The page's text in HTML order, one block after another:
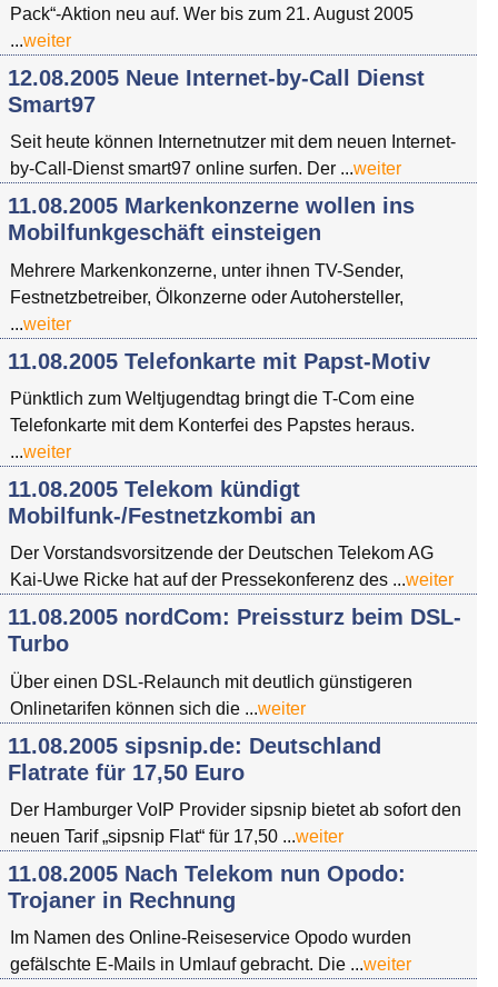
Pack“-Aktion neu auf. Wer bis zum 21. August 2005
...weiter
12.08.2005 Neue Internet-by-Call Dienst
Smart97
Seit heute können Internetnutzer mit dem neuen Internet-
by-Call-Dienst smart97 online surfen. Der ...weiter
11.08.2005 Markenkonzerne wollen ins
Mobilfunkgeschäft einsteigen
Mehrere Markenkonzerne, unter ihnen TV-Sender,
Festnetzbetreiber, Ölkonzerne oder Autohersteller,
...weiter
11.08.2005 Telefonkarte mit Papst-Motiv
Pünktlich zum Weltjugendtag bringt die T-Com eine
Telefonkarte mit dem Konterfei des Papstes heraus.
...weiter
11.08.2005 Telekom kündigt
Mobilfunk-/Festnetzkombi an
Der Vorstandsvorsitzende der Deutschen Telekom AG
Kai-Uwe Ricke hat auf der Pressekonferenz des ...weiter
11.08.2005 nordCom: Preissturz beim DSL-
Turbo
Über einen DSL-Relaunch mit deutlich günstigeren
Onlinetarifen können sich die ...weiter
11.08.2005 sipsnip.de: Deutschland
Flatrate für 17,50 Euro
Der Hamburger VoIP Provider sipsnip bietet ab sofort den
neuen Tarif „sipsnip Flat“ für 17,50 ...weiter
11.08.2005 Nach Telekom nun Opodo:
Trojaner in Rechnung
Im Namen des Online-Reiseservice Opodo wurden
gefälschte E-Mails in Umlauf gebracht. Die ...weiter